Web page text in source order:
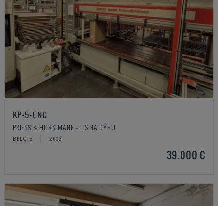
KP-5-CNC
PRIESS & HORSTMANN - LIS NA DÝHU
BELGIE 2003
39.000 €